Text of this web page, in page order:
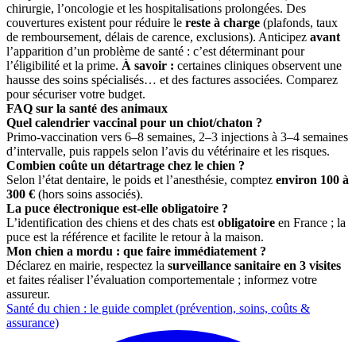
chirurgie, l’oncologie et les hospitalisations prolongées. Des
couvertures existent pour réduire le reste à charge (plafonds, taux
de remboursement, délais de carence, exclusions). Anticipez avant
l’apparition d’un problème de santé : c’est déterminant pour
l’éligibilité et la prime. À savoir : certaines cliniques observent une
hausse des soins spécialisés… et des factures associées. Comparez
pour sécuriser votre budget.
FAQ sur la santé des animaux
Quel calendrier vaccinal pour un chiot/chaton ?
Primo-vaccination vers 6–8 semaines, 2–3 injections à 3–4 semaines
d’intervalle, puis rappels selon l’avis du vétérinaire et les risques.
Combien coûte un détartrage chez le chien ?
Selon l’état dentaire, le poids et l’anesthésie, comptez environ 100 à
300 € (hors soins associés).
La puce électronique est-elle obligatoire ?
L’identification des chiens et des chats est obligatoire en France ; la
puce est la référence et facilite le retour à la maison.
Mon chien a mordu : que faire immédiatement ?
Déclarez en mairie, respectez la surveillance sanitaire en 3 visites
et faites réaliser l’évaluation comportementale ; informez votre
assureur.
Santé du chien : le guide complet (prévention, soins, coûts &
assurance)